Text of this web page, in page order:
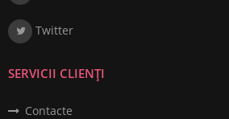
Twitter
SERVICII CLIENȚI
Contacte